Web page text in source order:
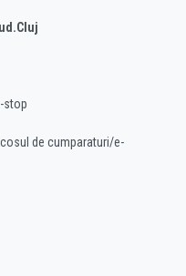
stop
de cumparaturi/e-